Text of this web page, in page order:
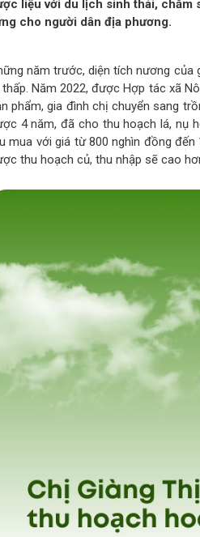
liệu với du lịch sinh thái, chăm
cho người dân địa phương.
năm trước, diện tích nương của
Năm 2022, được Hợp tác xã
phẩm, gia đình chị chuyển sang
4 năm, đã cho thu hoạch lá, nụ
mua với giá từ 800 nghìn đồng
thu hoạch củ, thu nhập sẽ cao